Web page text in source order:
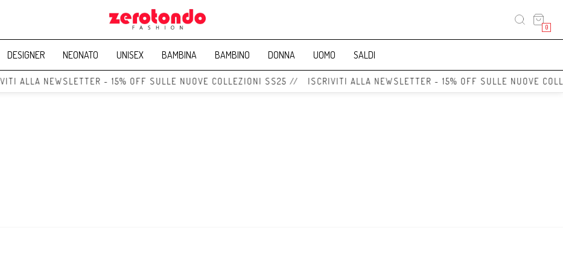
0
DESIGNER NEONATO UNISEX BAMBINA BAMBINO DONNA UOMO SALDI
ALLA NEWSLETTER - 15% OFF SULLE NUOVE COLLEZIONI SS25 // ISCRIVITI ALLA NEWSLETTER - 15% OFF SULLE NUOVE